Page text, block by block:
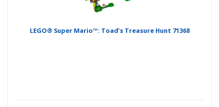
LEGO® Super Mario™: Toad’s Treasure Hunt 71368